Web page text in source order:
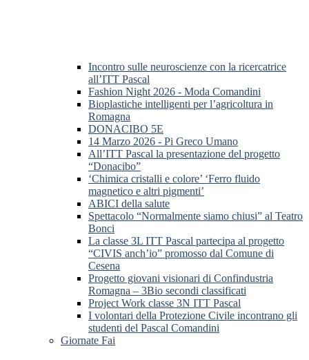
Incontro sulle neuroscienze con la ricercatrice
all’ITT Pascal
Fashion Night 2026 - Moda Comandini
Bioplastiche intelligenti per l’agricoltura in
Romagna
DONACIBO 5E
14 Marzo 2026 - Pi Greco Umano
All’ITT Pascal la presentazione del progetto
“Donacibo”
‘Chimica cristalli e colore’ ‘Ferro fluido
magnetico e altri pigmenti’
ABICI della salute
Spettacolo “Normalmente siamo chiusi” al Teatro
Bonci
La classe 3L ITT Pascal partecipa al progetto
“CIVIS anch’io” promosso dal Comune di
Cesena
Progetto giovani visionari di Confindustria
Romagna – 3Bio secondi classificati
Project Work classe 3N ITT Pascal
I volontari della Protezione Civile incontrano gli
studenti del Pascal Comandini
Giornate Fai